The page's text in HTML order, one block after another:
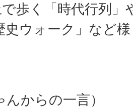
歩く「時代行列」
史ウォーク」など
んからの一言）